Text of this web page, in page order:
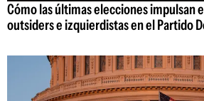
Cómo las últimas elecciones impulsan
outsiders e izquierdistas en el Partido